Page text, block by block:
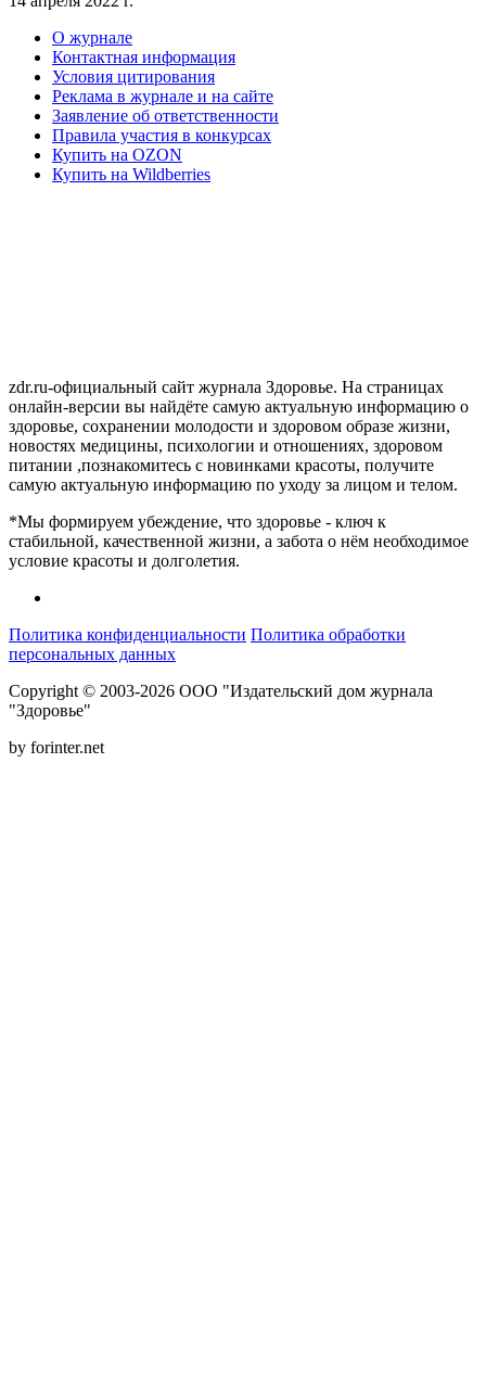
О журнале
Контактная информация
Условия цитирования
Реклама в журнале и на сайте
Заявление об ответственности
Правила участия в конкурсах
Купить на OZON
Купить на Wildberries
zdr.ru-официальный сайт журнала Здоровье. На страницах
онлайн-версии вы найдёте самую актуальную информацию о
здоровье, сохранении молодости и здоровом образе жизни,
новостях медицины, психологии и отношениях, здоровом
питании ,познакомитесь с новинками красоты, получите
самую актуальную информацию по уходу за лицом и телом.
*Мы формируем убеждение, что здоровье - ключ к
стабильной, качественной жизни, а забота о нём необходимое
условие красоты и долголетия.
Политика конфиденциальности Политика обработки
персональных данных
Copyright © 2003-2026 ООО "Издательский дом журнала
"Здоровье"
by forinter.net